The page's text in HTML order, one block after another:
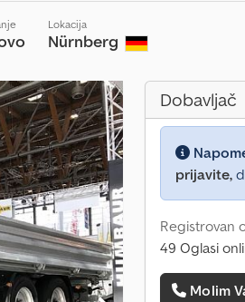
Lokacija
Nürnberg
Dobavljač
prijavite,
Registrovan
49 Oglasi
Molim